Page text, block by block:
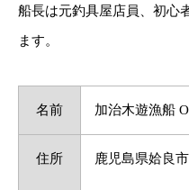
船長は元釣具屋店員、初心
ます。
名前 加治木遊漁船
住所 鹿児島県姶良